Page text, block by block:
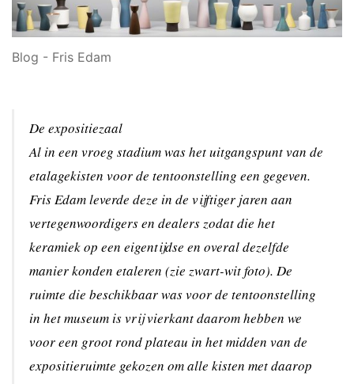
Blog - Fris Edam
De expositiezaal
Al in een vroeg stadium was het uitgangspunt van de
etalagekisten voor de tentoonstelling een gegeven.
Fris Edam leverde deze in de vijftiger jaren aan
vertegenwoordigers en dealers zodat die het
keramiek op een eigentijdse en overal dezelfde
manier konden etaleren (zie zwart-wit foto). De
ruimte die beschikbaar was voor de tentoonstelling
in het museum is vrij vierkant daarom hebben we
voor een groot rond plateau in het midden van de
expositieruimte gekozen om alle kisten met daarop